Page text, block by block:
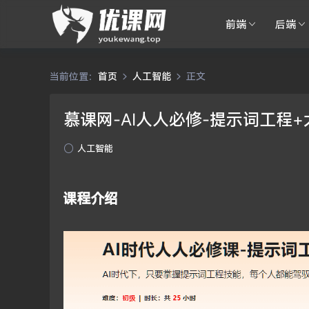
前端 后端
当前位置： 首页 人工智能 正文
慕课网-AI人人必修-提示词工程
人工智能
课程介绍